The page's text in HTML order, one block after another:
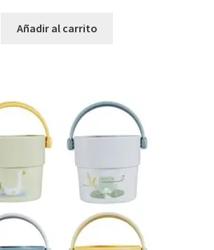
originalactual
Añadir al carrito